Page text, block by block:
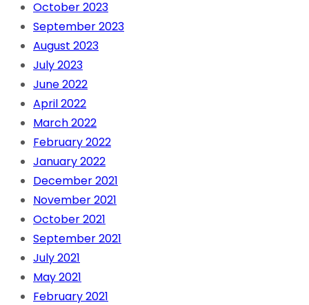
October 2023
September 2023
August 2023
July 2023
June 2022
April 2022
March 2022
February 2022
January 2022
December 2021
November 2021
October 2021
September 2021
July 2021
May 2021
February 2021